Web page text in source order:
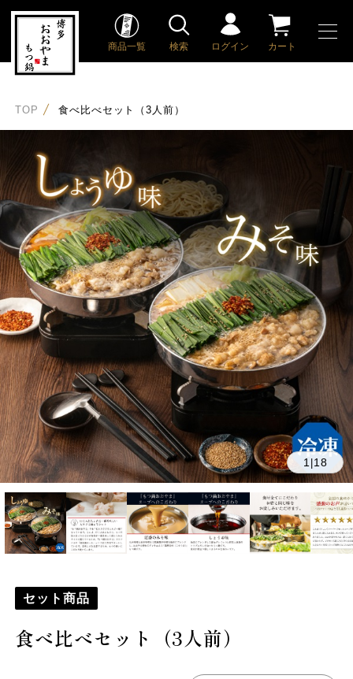
商品一覧 検索 ログイン カート
TOP 食べ比べセット（3人前）
1 |18
セット商品
食べ比べセット（3人前）